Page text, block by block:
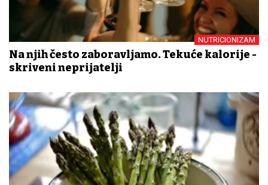
NUTRICIONIZAM
Na njih često zaboravljamo. Tekuće kalorije -
skriveni neprijatelji